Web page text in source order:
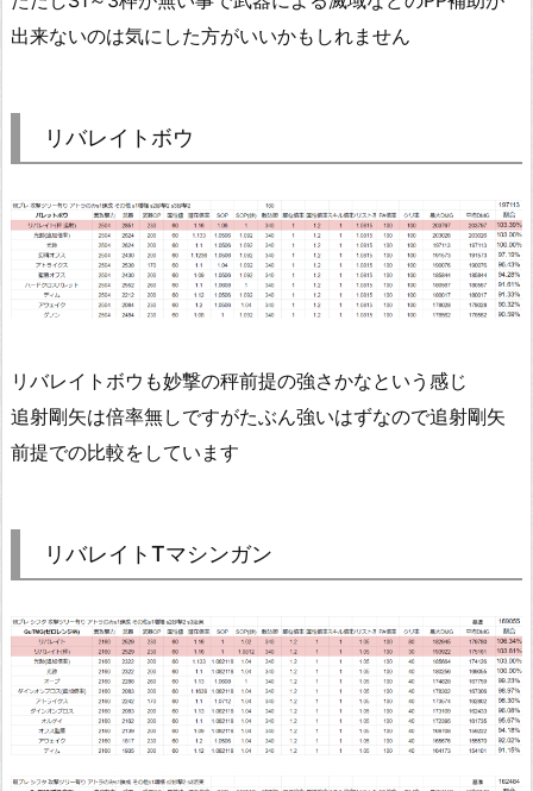
出来ないのは気にした方がいいかもしれません
リバレイトボウ
リバレイトボウも妙撃の秤前提の強さかなという感じ
追射剛矢は倍率無しですがたぶん強いはずなので追射剛矢
前提での比較をしています
リバレイトTマシンガン